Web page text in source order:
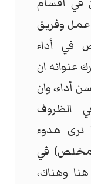
وفريق
في أداء
ان
أداء، وان
الظروف
نرى هدوء
مخلص) في
وهناك،